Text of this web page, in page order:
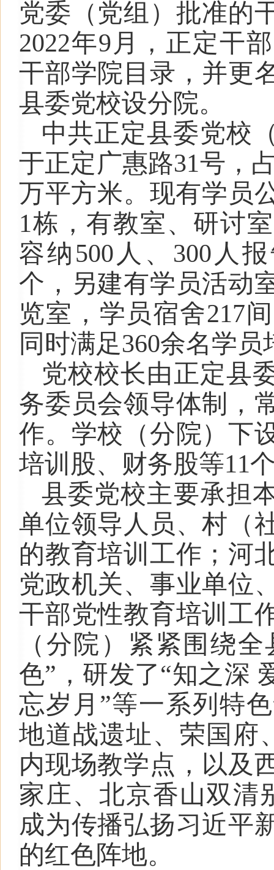
党委（党组）批准的
2022年9月，正定干
干部学院目录，并更
县委党校设分院。
中共正定县委党校
于正定广惠路31号，
万平方米。现有学员
1栋，有教室、研讨
容纳500人、300人
个，另建有学员活动
览室，学员宿舍217
同时满足360余名学员
党校校长由正定县
务委员会领导体制，
作。学校（分院）下
培训股、财务股等11
县委党校主要承担
单位领导人员、村（
的教育培训工作；河
党政机关、事业单位
干部党性教育培训工
（分院）紧紧围绕
色”，研发了“知之深
忘岁月”等一系列特
地道战遗址、荣国府
内现场教学点，以及
家庄、北京香山双清
成为传播弘扬习近平
的红色阵地。